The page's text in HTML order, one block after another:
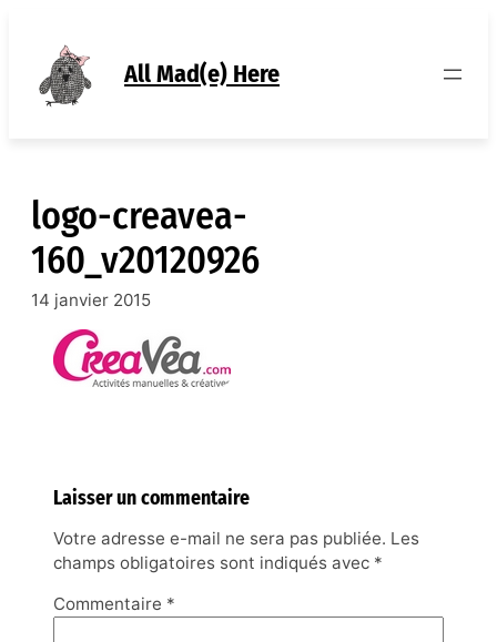
contenu
All Mad(e) Here
logo-creavea-
160_v20120926
14 janvier 2015
Laisser un commentaire
Votre adresse e-mail ne sera pas publiée. Les
champs obligatoires sont indiqués avec *
Commentaire *